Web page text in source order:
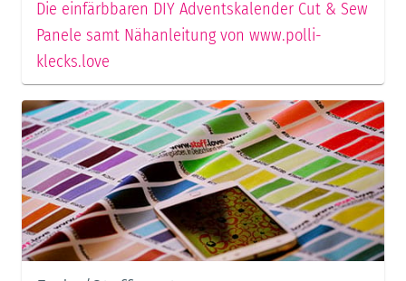
Die einfärbbaren DIY Adventskalender Cut & Sew
Panele samt Nähanleitung von www.polli-
klecks.love